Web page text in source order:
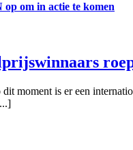
om in actie te komen
moment is er een